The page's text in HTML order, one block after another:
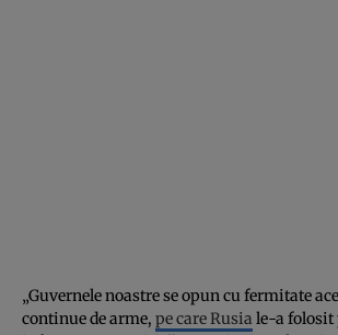
„Guvernele noastre se opun cu fermitate
continue de arme, pe care Rusia le-a folosit